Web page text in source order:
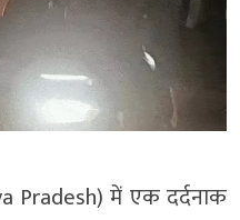
Pradesh) में एक दर्दनाक